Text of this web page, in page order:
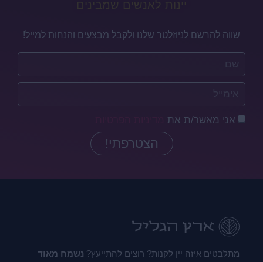
יינות לאנשים שמבינים
שווה להרשם לניוזלטר שלנו ולקבל מבצעים והנחות למייל!
אני מאשר/ת את
הצטרפתי!
מתלבטים איזה יין לקנות? רוצים להתייעץ? נשמח מאוד